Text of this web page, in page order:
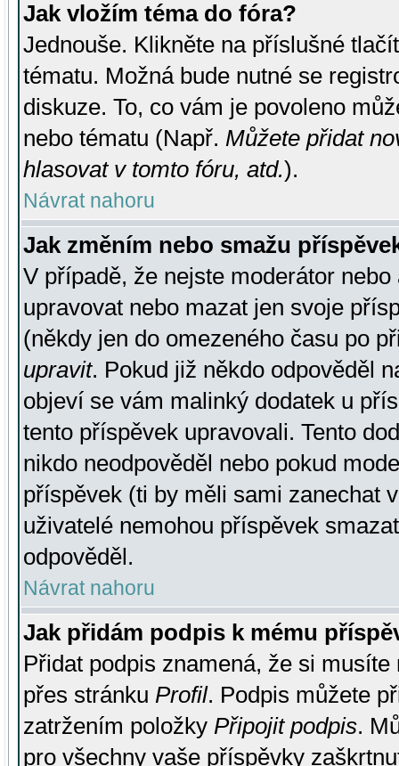
Jak vložím téma do fóra?
Jednouše. Klikněte na příslušné
tématu. Možná bude nutné se
diskuze. To, co vám je povoleno
nebo tématu (Např. Můžete přidat
hlasovat v tomto fóru, atd.).
Návrat nahoru
Jak změním nebo smažu
V případě, že nejste moderátor
upravovat nebo mazat jen svoje
(někdy jen do omezeného času po
upravit. Pokud již někdo odpověděl
objeví se vám malinký dodatek u
tento příspěvek upravovali. Tento
nikdo neodpověděl nebo pokud
příspěvek (ti by měli sami zanechat
uživatelé nemohou příspěvek
odpověděl.
Návrat nahoru
Jak přidám podpis k mému
Přidat podpis znamená, že si
přes stránku Profil. Podpis můžete
zatržením položky Připojit podpis.
pro všechny vaše příspěvky